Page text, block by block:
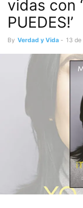
vidas con
PUEDES!’
By Verdad y Vida - 13